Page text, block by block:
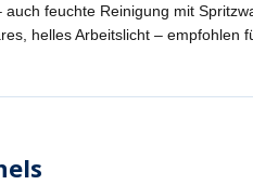
feuchte Reinigung mit
helles Arbeitslicht – empfohlen